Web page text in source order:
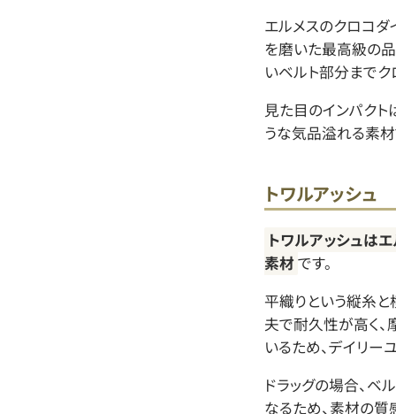
エルメスのクロコダ
を磨いた最高級の品
いベルト部分まで
見た目のインパクト
うな気品溢れる素材
トワルアッシュ
トワルアッシュは
素材です。
平織りという縦糸
夫で耐久性が高く
いるため、デイリー
ドラッグの場合、ベ
なるため、素材の